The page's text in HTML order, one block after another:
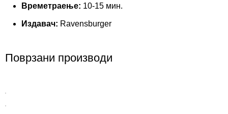
Времетраење: 10-15 мин.
Издавач: Ravensburger
Поврзани производи